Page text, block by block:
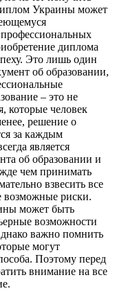
Украины может
диплома
Это лишь один
об образовании,
– это не
которые человек
решение о
за каждым
является
об образовании и
чем принимать
взвесить все
возможные риски.
может быть
возможности
важно помнить
могут
Поэтому перед
внимание на все